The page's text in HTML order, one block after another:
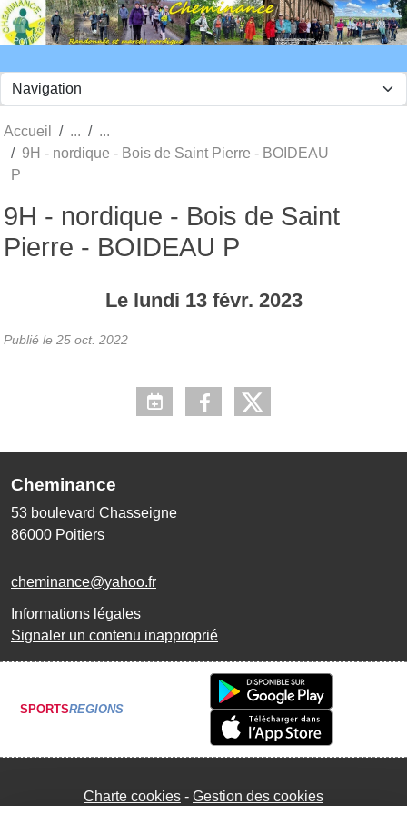
Accueil
9H - nordique - Bois de Saint Pierre - BOIDEAU
P
9H - nordique - Bois de Saint
Pierre - BOIDEAU P
Le lundi 13 févr. 2023
Publié le 25 oct. 2022
Cheminance
53 boulevard Chasseigne
86000 Poitiers
cheminance@yahoo.fr
Informations légales
Signaler un contenu inapproprié
SPORTSREGIONS
Charte cookies Gestion des cookies
Panneau de gestion des cookies